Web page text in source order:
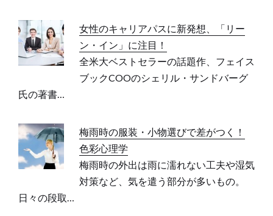
女性のキャリアパスに新発想、「リー
ン・イン」に注目！
全米大ベストセラーの話題作、フェイス
ブックCOOのシェリル・サンドバーグ
氏の著書…
梅雨時の服装・小物選びで差がつく！
色彩心理学
梅雨時の外出は雨に濡れない工夫や湿気
対策など、気を遣う部分が多いもの。
日々の段取…